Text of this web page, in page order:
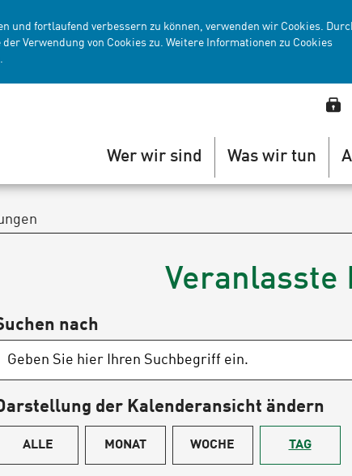
und fortlaufend verbessern zu können, verwenden wir Cookies.
Verwendung von Cookies zu. Weitere Informationen zu Cookies
.
Wer wir sind Was wir tun
Veranlasste
nach
der Kalenderansicht ändern
ALLE MONAT WOCHE TAG